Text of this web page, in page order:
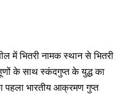
में भितरी नामक स्थान से भितरी
के साथ स्कंदगुप्त के युद्ध का
पहला भारतीय आक्रमण गुप्त